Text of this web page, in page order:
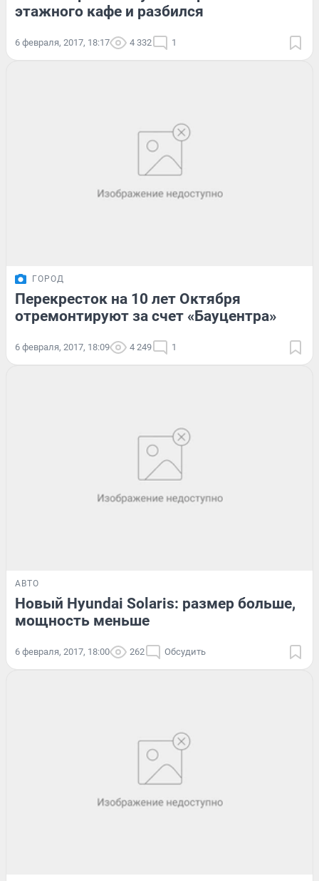
этажного кафе и разбился
6 февраля, 2017, 18:17 4 332 1
ГОРОД
Перекресток на 10 лет Октября
отремонтируют за счет «Бауцентра»
6 февраля, 2017, 18:09 4 249 1
АВТО
Новый Hyundai Solaris: размер больше,
мощность меньше
6 февраля, 2017, 18:00 262 Обсудить